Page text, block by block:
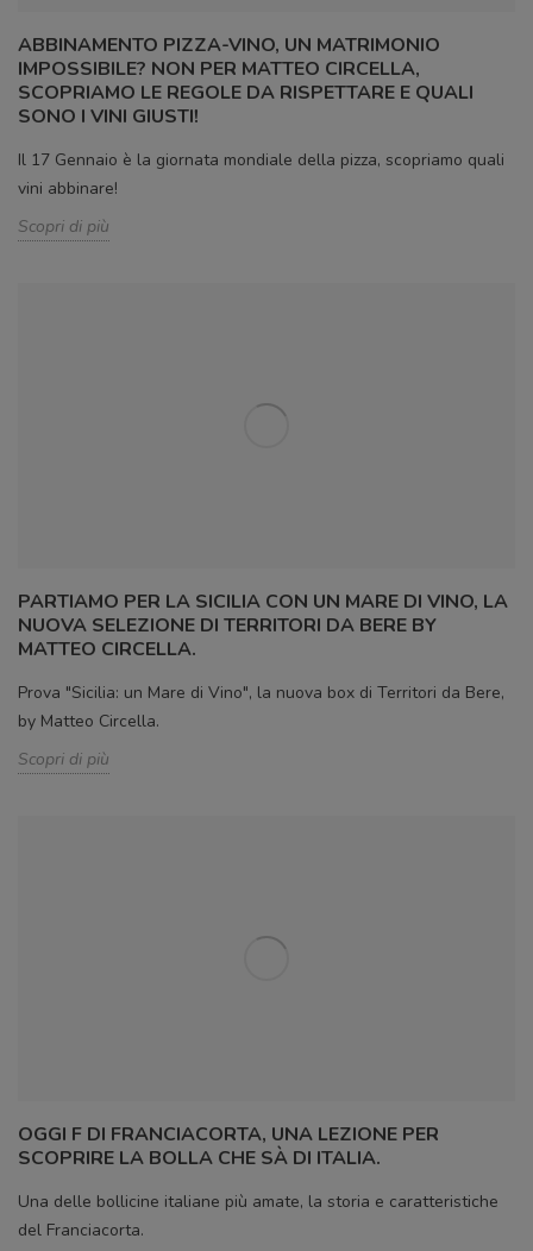
ABBINAMENTO PIZZA-VINO, UN MATRIMONIO
IMPOSSIBILE? NON PER MATTEO CIRCELLA,
SCOPRIAMO LE REGOLE DA RISPETTARE E QUALI
SONO I VINI GIUSTI!
Il 17 Gennaio è la giornata mondiale della pizza, scopriamo quali
vini abbinare!
Scopri di più
PARTIAMO PER LA SICILIA CON UN MARE DI VINO, LA
NUOVA SELEZIONE DI TERRITORI DA BERE BY
MATTEO CIRCELLA.
Prova "Sicilia: un Mare di Vino", la nuova box di Territori da Bere,
by Matteo Circella.
Scopri di più
OGGI F DI FRANCIACORTA, UNA LEZIONE PER
SCOPRIRE LA BOLLA CHE SÀ DI ITALIA.
Una delle bollicine italiane più amate, la storia e caratteristiche
del Franciacorta.